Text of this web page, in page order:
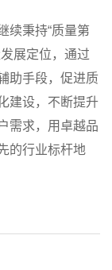
续秉持“质量第
展定位，通过
助手段，促进质
建设，不断提升
需求，用卓越品
的行业标杆地